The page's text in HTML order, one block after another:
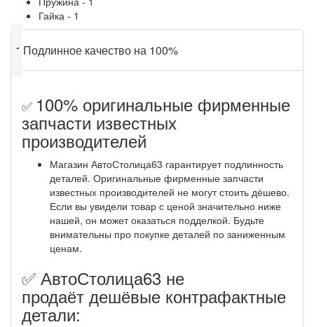
Гайка - 1
✔ Подлинное качество на 100%
✅ 100% оригинальные фирменные
запчасти известных
производителей
Магазин АвтоСтолица63 гарантирует подлинность
деталей. Оригинальные фирменные запчасти
известных производителей не могут стоить дёшево.
Если вы увидели товар с ценой значительно ниже
нашей, он может оказаться подделкой. Будьте
внимательны про покупке деталей по заниженным
ценам.
✅ АвтоСтолица63 не
продаёт дешёвые контрафактные
детали: